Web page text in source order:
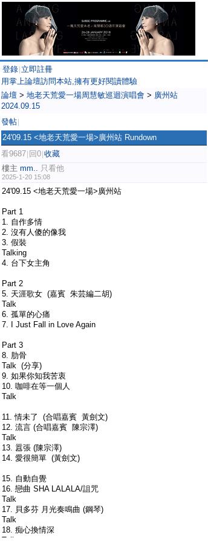
登錄 立即註冊
用掌上論壇訪問本站,擁有更好閱讀體驗
論壇 > 地老天荒愛一場周慧敏巡迴演唱會 > 廣州站
2024.09.15
發帖
24'09.15 <地老天荒愛一場>廣州站 Rundown
看9687 回0 收藏
樓主 mm.. 只看他
2025-1-20 15:08
24'09.15 <地老天荒愛一場>廣州站
Part 1
1. 自作多情
2. 沒有人傻的像我
3. 假裝
Talking
4. 台下女主角
Part 2
5. 天涯歌女 (嘉賓 朱芸編二胡)
Talk
6. 孤單的心痛
7. I Just Fall in Love Again
Part 3
8. 肋骨
Talk (分享)
9. 如果你知我苦衷
10. 咖啡在等一個人
Talk
11. 情未了 (合唱嘉賓 黃劍文)
12. 流言 (合唱嘉賓 陳宗澤)
Talk
13. 囂張 (陳宗澤)
14. 愛很簡單 (黃劍文)
15. 自動自覺
16. 戀曲 SHA LALALA/詛咒
Talk
17. 貝多芬 月光奏鳴曲 (鋼琴)
Talk
18. 痴心換情深